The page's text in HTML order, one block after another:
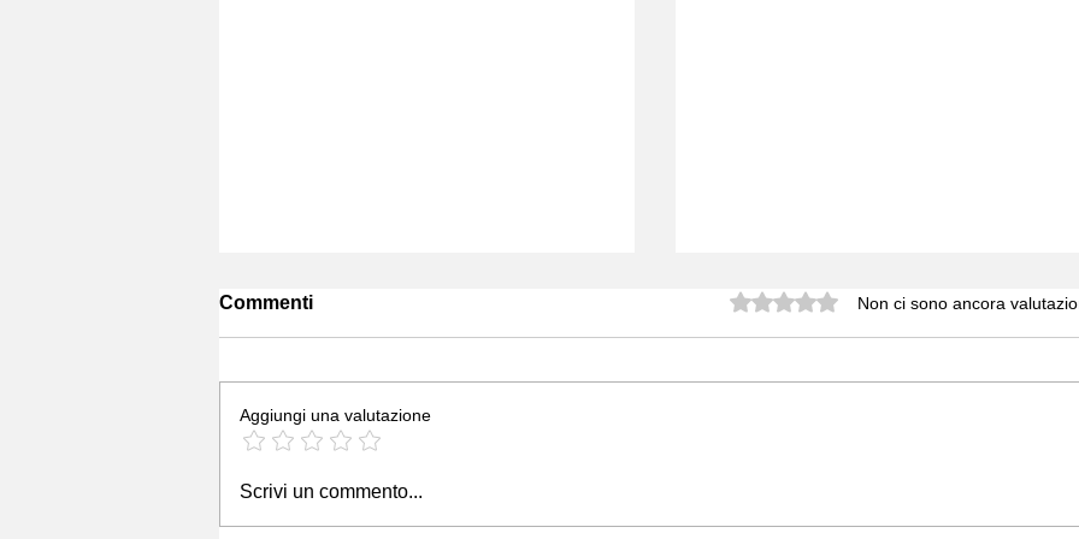
GP 2025 TORINO: SERVIZI E
Commenti Valutazione 0 stelle su 5.Non ci sono ancora
Aggiungi una valutazione
Scrivi un commento...